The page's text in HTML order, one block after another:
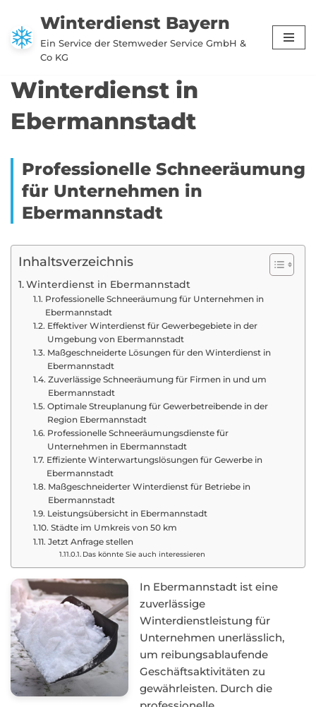
Zum
Inhalt
Winterdienst Bayern
Ein Service der Stemweder Service GmbH &
Co KG
Winterdienst in
Ebermannstadt
Professionelle Schneeräumung
für Unternehmen in
Ebermannstadt
Inhaltsverzeichnis
Winterdienst in Ebermannstadt
Professionelle Schneeräumung für Unternehmen in
Ebermannstadt
Effektiver Winterdienst für Gewerbegebiete in der
Umgebung von Ebermannstadt
Maßgeschneiderte Lösungen für den Winterdienst in
Ebermannstadt
Zuverlässige Schneeräumung für Firmen in und um
Ebermannstadt
Optimale Streuplanung für Gewerbetreibende in der
Region Ebermannstadt
Professionelle Schneeräumungsdienste für
Unternehmen in Ebermannstadt
Effiziente Winterwartungslösungen für Gewerbe in
Ebermannstadt
Maßgeschneiderter Winterdienst für Betriebe in
Ebermannstadt
Leistungsübersicht in Ebermannstadt
Städte im Umkreis von 50 km
Jetzt Anfrage stellen
Das könnte Sie auch interessieren
In Ebermannstadt ist eine
zuverlässige
Winterdienstleistung für
Unternehmen unerlässlich,
um reibungsablaufende
Geschäftsaktivitäten zu
gewährleisten. Durch die